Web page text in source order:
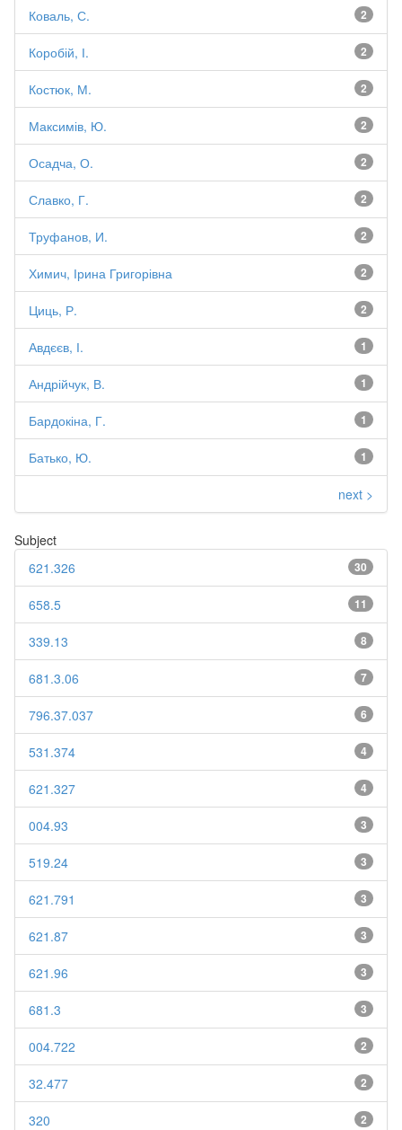
2
Коваль, С.
2
Коробій, І.
2
Костюк, М.
2
Максимів, Ю.
2
Осадча, О.
2
Славко, Г.
2
Труфанов, И.
2
Химич, Ірина Григорівна
2
Циць, Р.
1
Авдєєв, І.
1
Андрійчук, В.
1
Бардокіна, Г.
1
Батько, Ю.
next >
Subject
30
621.326
11
658.5
8
339.13
7
681.3.06
6
796.37.037
4
531.374
4
621.327
3
004.93
3
519.24
3
621.791
3
621.87
3
621.96
3
681.3
2
004.722
2
32.477
2
320